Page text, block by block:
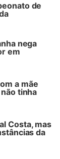
de
nega
em
a mãe
tinha
Costa, mas
da